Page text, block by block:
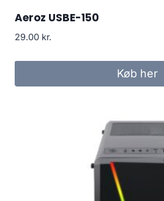
Aeroz USBE-150
29.00 kr.
Køb her